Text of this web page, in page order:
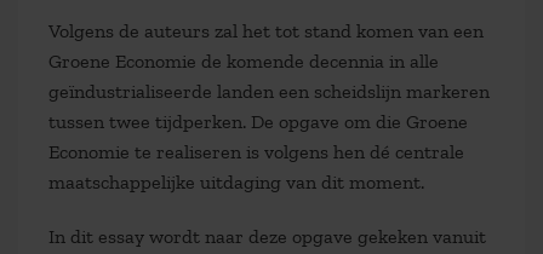
Volgens de auteurs zal het tot stand komen van een
Groene Economie de komende decennia in alle
geïndustrialiseerde landen een scheidslijn markeren
tussen twee tijdperken. De opgave om die Groene
Economie te realiseren is volgens hen dé centrale
maatschappelijke uitdaging van dit moment.
In dit essay wordt naar deze opgave gekeken vanuit